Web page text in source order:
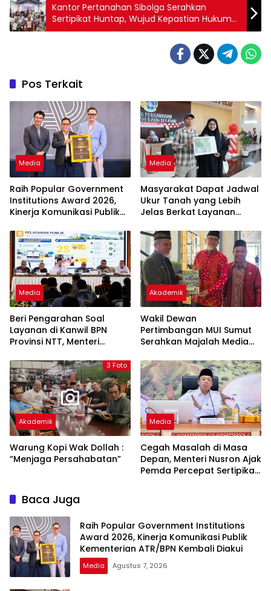
Kantor Pertanahan Sibolga Serahkan
Sertipikat Huntap, Wujud Kepastian Hukum
bagi Korban Bencana
Pos Terkait
Media
Raih Popular Government
Institutions Award 2026,
Kinerja Komunikasi Publik
Kembali Diakui
Media
Masyarakat Dapat Jadwal
Ukur Tanah yang Lebih
Jelas Berkat Layanan
Media
Beri Pengarahan Soal
Layanan di Kanwil BPN
Provinsi NTT, Menteri
Pandang Masyarakat
Akademik
Wakil Dewan
Pertimbangan MUI Sumut
Serahkan Majalah Media
Ketum PP Persis di Balige
3 Foto
Akademik
Warung Kopi Wak Dollah :
“Menjaga Persahabatan”
Media
Cegah Masalah di Masa
Depan, Menteri Nusron Ajak
Pemda Percepat Sertipikasi
Baca Juga
Raih Popular Government Institutions
Award 2026, Kinerja Komunikasi Publik
Kementerian ATR/BPN Kembali Diakui
Media Agustus 7, 2026